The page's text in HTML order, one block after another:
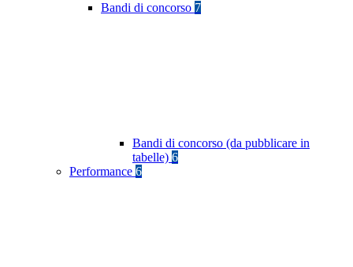
Bandi di concorso 7
Bandi di concorso (da pubblicare in
tabelle) 6
Performance 6